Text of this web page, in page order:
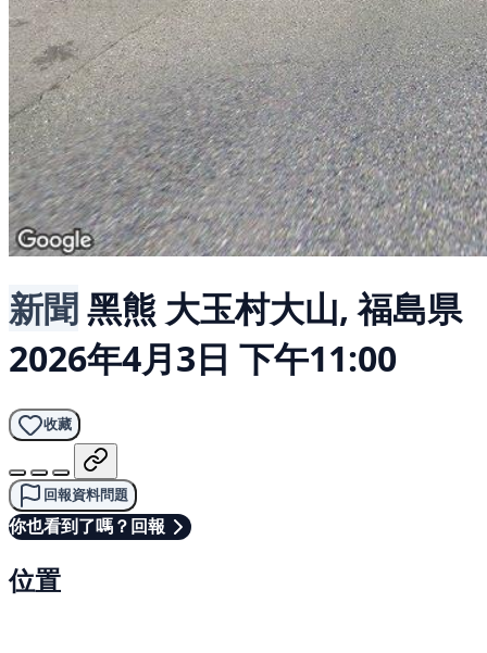
新聞黑熊 大玉村大山, 福島県
2026年4月3日 下午11:00
收藏
回報資料問題
你也看到了嗎？回報
位置